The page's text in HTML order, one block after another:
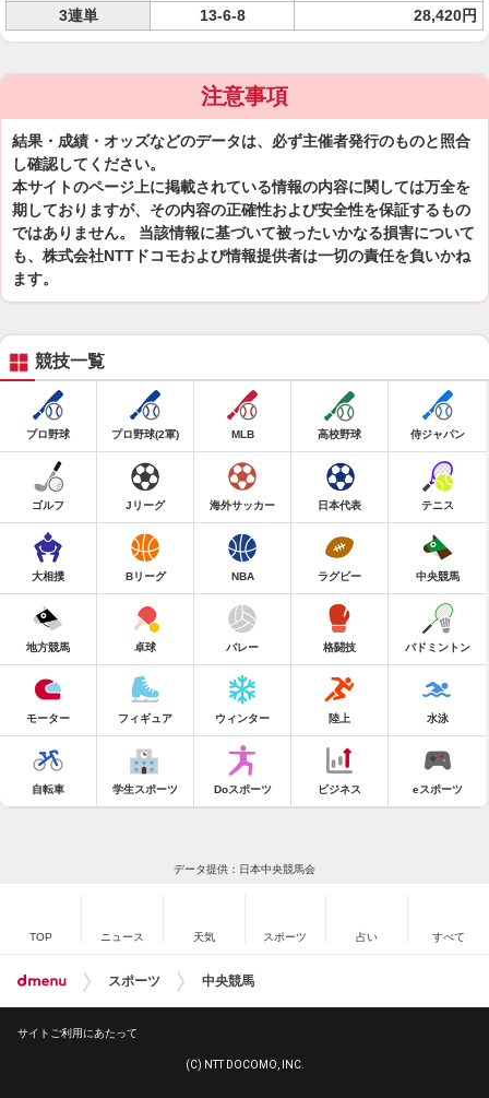
3連単
13-6-8 28,420円
注意事項
結果・成績・オッズなどのデータは、必ず主催者発行のものと照合
し確認してください。
本サイトのページ上に掲載されている情報の内容に関しては万全を
期しておりますが、その内容の正確性および安全性を保証するもの
ではありません。 当該情報に基づいて被ったいかなる損害について
も、株式会社NTTドコモおよび情報提供者は一切の責任を負いかね
ます。
競技一覧
プロ野球 プロ野球(2軍) MLB 高校野球 侍ジャパン
ゴルフ Jリーグ 海外サッカー 日本代表 テニス
大相撲 Bリーグ NBA ラグビー 中央競馬
地方競馬 卓球 バレー 格闘技 バドミントン
モーター フィギュア ウィンター 陸上 水泳
自転車 学生スポーツ Doスポーツ ビジネス eスポーツ
データ提供：日本中央競馬会
TOP ニュース 天気 スポーツ 占い すべて
スポーツ 中央競馬
サイトご利用にあたって
(C) NTT DOCOMO, INC.